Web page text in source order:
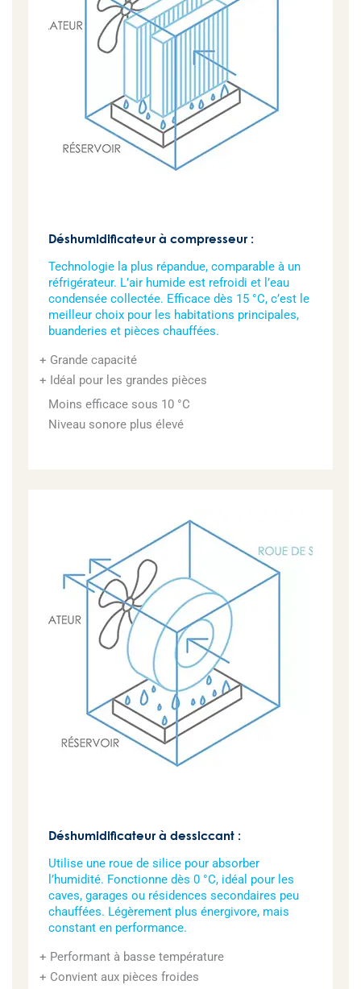
Déshumidificateur à compresseur :
Technologie la plus répandue, comparable à un
réfrigérateur. L’air humide est refroidi et l’eau
condensée collectée. Efficace dès 15 °C, c’est le
meilleur choix pour les habitations principales,
buanderies et pièces chauffées.
Grande capacité
Idéal pour les grandes pièces
Moins efficace sous 10 °C
Niveau sonore plus élevé
Déshumidificateur à dessiccant :
Utilise une roue de silice pour absorber
l’humidité. Fonctionne dès 0 °C, idéal pour les
caves, garages ou résidences secondaires peu
chauffées. Légèrement plus énergivore, mais
constant en performance.
Performant à basse température
Convient aux pièces froides